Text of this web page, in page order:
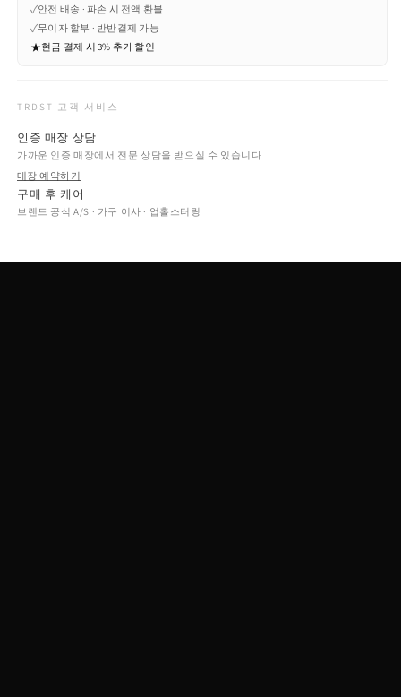
✓안전 배송 · 파손 시 전액 환불
✓무이자 할부 · 반반결제 가능
★현금 결제 시 3% 추가 할인
TRDST 고객 서비스
인증 매장 상담
가까운 인증 매장에서 전문 상담을 받으실 수 있습니다
매장 예약하기
구매 후 케어
브랜드 공식 A/S · 가구 이사 · 업홀스터링